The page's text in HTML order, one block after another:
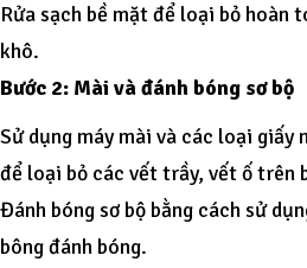
Rửa sạch bề mặt để loại bỏ hoàn
khô.
Bước 2: Mài và đánh bóng sơ bộ
Sử dụng máy mài và các loại giấy
để loại bỏ các vết trầy, vết ố trên
Đánh bóng sơ bộ bằng cách sử
bông đánh bóng.